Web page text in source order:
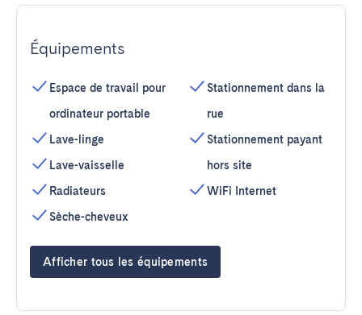
Équipements
Espace de travail pour
ordinateur portable
Lave-linge
Lave-vaisselle
Radiateurs
Sèche-cheveux
Stationnement dans la
rue
Stationnement payant
hors site
WiFi Internet
Afficher tous les équipements